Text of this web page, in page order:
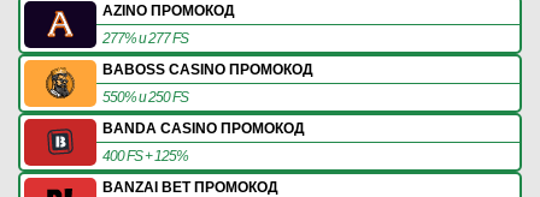
AZINO ПРОМОКОД
277% и 277 FS
BABOSS CASINO ПРОМОКОД
550% и 250 FS
BANDA CASINO ПРОМОКОД
400 FS + 125%
BANZAI BET ПРОМОКОД